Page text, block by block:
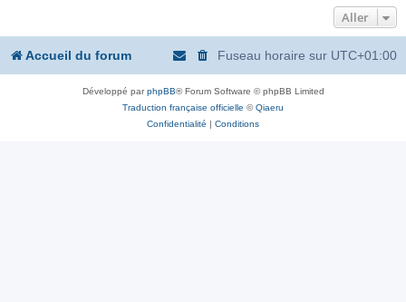
e
Aller
Accueil du forum Fuseau horaire sur UTC+01:00
Développé parphpBB® Forum Software © phpBB Limited
Traduction française officielle ©Qiaeru
Confidentialité | Conditions